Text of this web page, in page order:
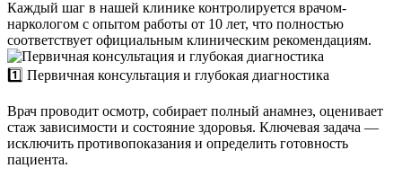
Каждый шаг в нашей клинике контролируется врачом-
наркологом с опытом работы от 10 лет, что полностью
соответствует официальным клиническим рекомендациям.
1️⃣ Первичная консультация и глубокая диагностика
Врач проводит осмотр, собирает полный анамнез, оценивает
стаж зависимости и состояние здоровья. Ключевая задача —
исключить противопоказания и определить готовность
пациента.